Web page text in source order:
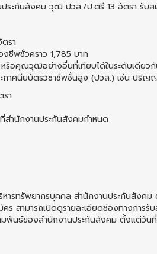
ระกันสังคม วุฒิ ปวส./ป.ตรี 13 อัตรา รับ
รา
งชีพชั่วคราว 1,785 บาท
อคุณวุฒิอย่างอื่นที่เทียบได้ในระดับเดียวกั
กาศนียบัตรวิชาชีพชั้นสูง (ปวส.) เช่น ปริ
รา
ำนักงานประกันสังคมกำหนด
ารทรัพยากรบุคคล สำนักงานประกันสังคม
ร สามารถเปิดดูรายละเอียดช่องทางการรั
มพันธ์ของสำนักงานประกันสังคม ตั้งแต่วั